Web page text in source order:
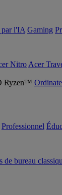
par l'IA Gaming
Nitro Acer
Professionnel
de bureau